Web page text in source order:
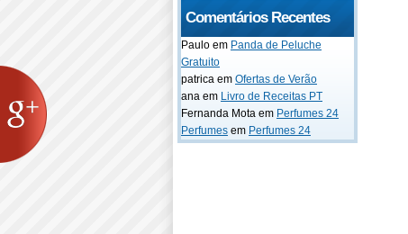
Comentários Recentes
Paulo em Panda de Peluche
Gratuito
patrica em Ofertas de Verão
ana em Livro de Receitas PT
Fernanda Mota em Perfumes 24
Perfumes em Perfumes 24